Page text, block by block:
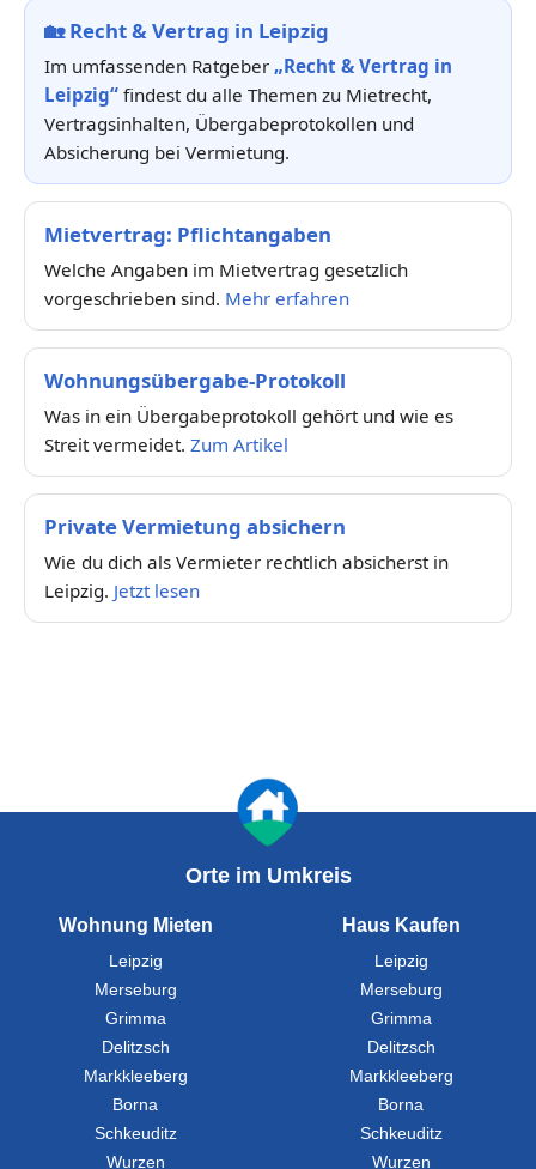
🏡Recht & Vertrag in Leipzig
Im umfassenden Ratgeber „Recht & Vertrag in
Leipzig“ findest du alle Themen zu Mietrecht,
Vertragsinhalten, Übergabeprotokollen und
Absicherung bei Vermietung.
Mietvertrag: Pflichtangaben
Welche Angaben im Mietvertrag gesetzlich
vorgeschrieben sind. Mehr erfahren
Wohnungsübergabe-Protokoll
Was in ein Übergabeprotokoll gehört und wie es
Streit vermeidet. Zum Artikel
Private Vermietung absichern
Wie du dich als Vermieter rechtlich absicherst in
Leipzig. Jetzt lesen
Orte im Umkreis
Wohnung Mieten
Leipzig
Merseburg
Grimma
Delitzsch
Markkleeberg
Borna
Schkeuditz
Wurzen
Haus Kaufen
Leipzig
Merseburg
Grimma
Delitzsch
Markkleeberg
Borna
Schkeuditz
Wurzen